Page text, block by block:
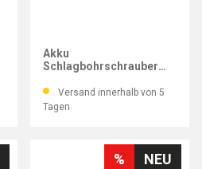
Akku
Schlagbohrschrauber
Versand innerhalb von 5
Tagen
NEU
%